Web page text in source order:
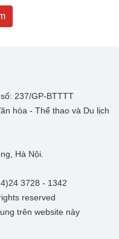
237/GP-BTTTT
hóa - Thể thao và Du lịch
Hà Nội.
3728 - 1342
reserved
trên website này